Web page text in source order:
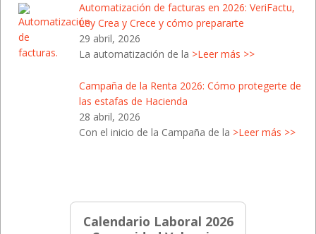
Automatización de facturas en 2026: VeriFactu,
Ley Crea y Crece y cómo prepararte
29 abril, 2026
La automatización de la >Leer más >>
Campaña de la Renta 2026: Cómo protegerte de
las estafas de Hacienda
28 abril, 2026
Con el inicio de la Campaña de la >Leer más >>
Calendario Laboral 2026